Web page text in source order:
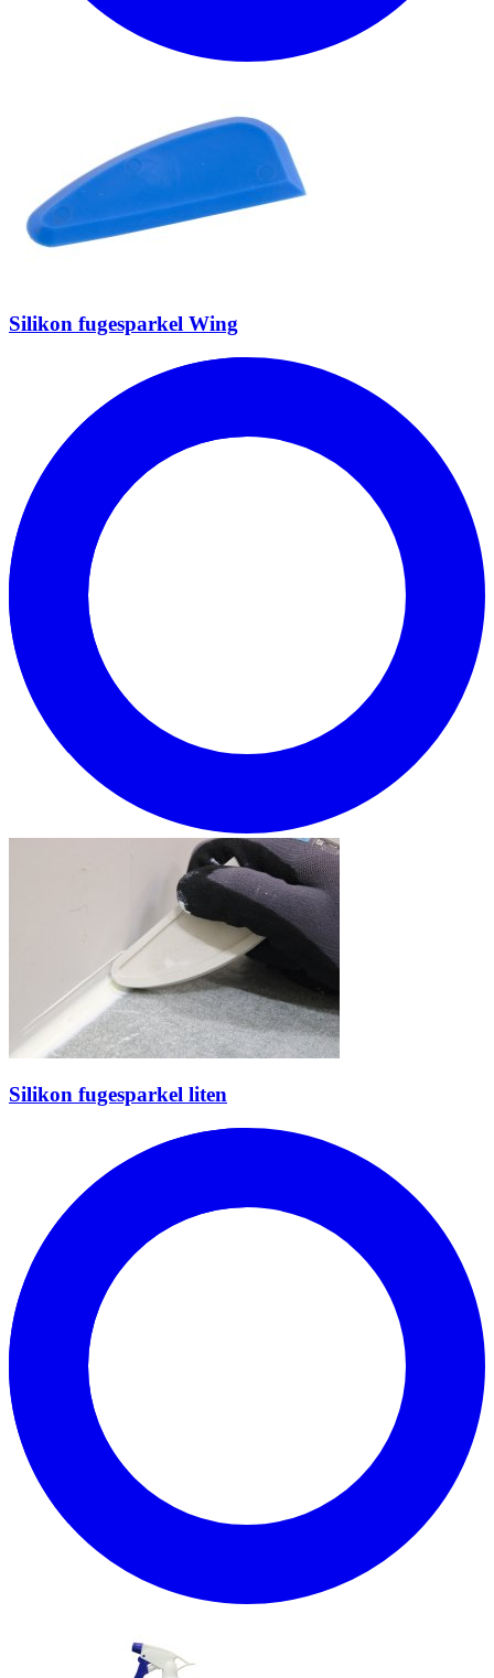
Silikon fugesparkel Wing
Silikon fugesparkel liten